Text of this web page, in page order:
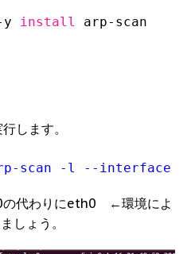
y install arp-scan
します。
scan -l --interface
の代わりにeth0 ←環境によ
しょう。